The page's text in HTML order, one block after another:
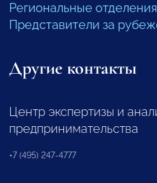
Региональные отделения
Представители за
Другие контакты
Центр экспертизы и
предпринимательства
+7 (495) 247-4777